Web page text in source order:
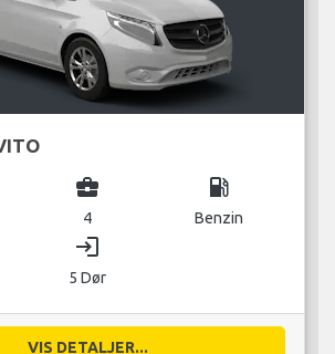
business_center
4
local_gas_station
Benzin
login
5 Dør
VIS DETALJER...